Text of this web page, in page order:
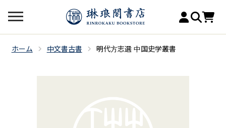
ホーム 中文書古書 明代方志選 中国史学叢書